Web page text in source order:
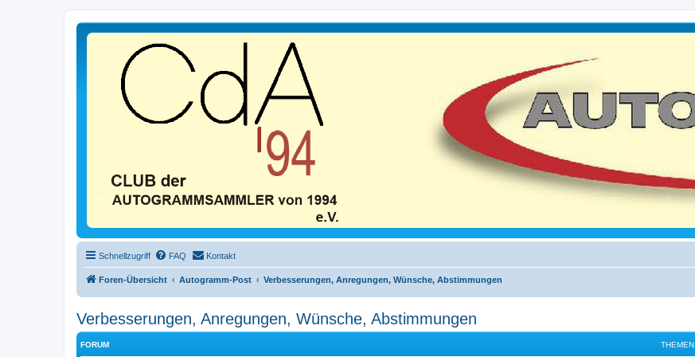
Schnellzugriff FAQ Kontakt
Foren-Übersicht Autogramm-Post Verbesserungen, Anregungen, Wünsche, Abstimmungen
Verbesserungen, Anregungen, Wünsche, Abstimmungen
FORUM THEMEN